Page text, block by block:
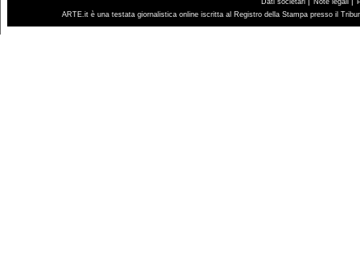
Dati societari Note legali
ARTE.it è una testata giornalistica online iscritta al Registro della Stampa presso il